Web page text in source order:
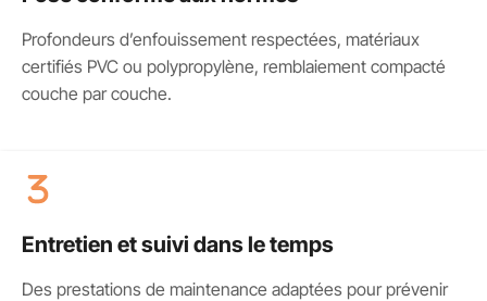
Profondeurs d’enfouissement respectées, matériaux
certifiés PVC ou polypropylène, remblaiement compacté
couche par couche.
Entretien et suivi dans le temps
Des prestations de maintenance adaptées pour prévenir